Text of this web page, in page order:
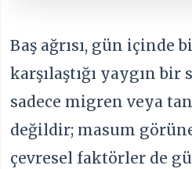
Baş ağrısı, gün içinde
karşılaştığı yaygın bir
sadece migren veya
değildir; masum
çevresel faktörler de